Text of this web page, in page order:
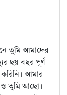
তুমি আমাদের
ছয় বছর পূর্ণ
করিনি। আমার
তুমি আছো।